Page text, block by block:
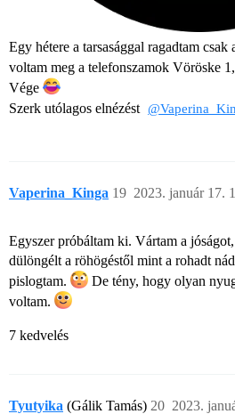
Egy hétere a tarsasággal ragadtam
voltam meg a telefonszamok Vöröske
Vége
Szerk utólagos elnézést
Vaperina_Kinga 2023. január 17.
19
Egyszer próbáltam ki. Vártam a
dülöngélt a röhögéstől mint a rohadt
pislogtam.
De tény, hogy olyan
voltam.
7 kedvelés
Tyutyika (Gálik Tamás) 2023.
20